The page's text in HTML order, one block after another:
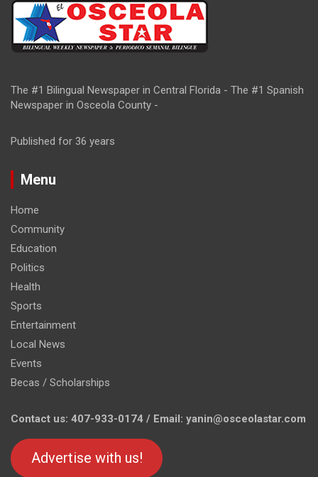
The #1 Bilingual Newspaper in Central Florida - The #1 Spanish
Newspaper in Osceola County -
Published for 36 years
Menu
Home
Community
Education
Politics
Health
Sports
Entertainment
Local News
Events
Becas / Scholarships
Contact us: 407-933-0174 / Email: yanin@osceolastar.com
Advertise with us!